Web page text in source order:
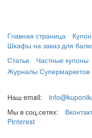
Главная страница
Шкафы на заказ для
Статьи
Частные купоны
Журналы Супермаркетов
Наш email:
Мы в соц.сетях:
Pinterest